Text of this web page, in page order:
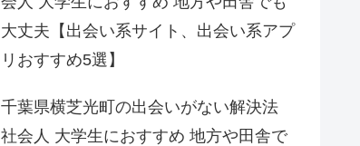
大丈夫【出会い系サイト、出会い系アプ
リおすすめ5選】
千葉県横芝光町の出会いがない解決法
社会人 大学生におすすめ 地方や田舎で